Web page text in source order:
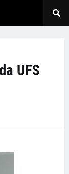
UFS